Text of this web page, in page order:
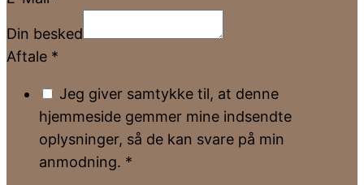
Din besked
Aftale *
Jeg giver samtykke til, at denne
hjemmeside gemmer mine indsendte
oplysninger, så de kan svare på min
anmodning. *